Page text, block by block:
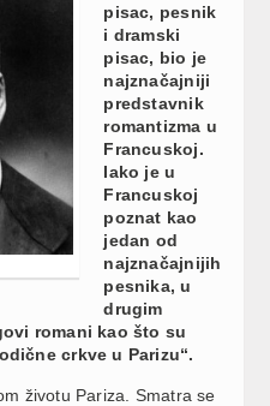
pisac, pesnik
i dramski
pisac, bio je
najznačajniji
predstavnik
romantizma u
Francuskoj.
Iako je u
Francuskoj
poznat kao
jedan od
najznačajnijih
pesnika, u
drugim
romani kao što su
crkve u Parizu“.
životu Pariza. Smatra se